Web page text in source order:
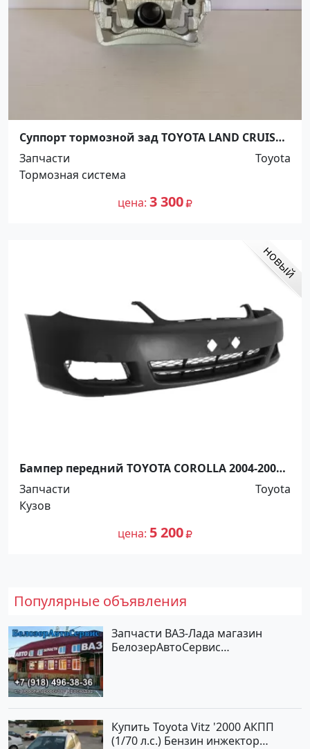
Суппорт тормозной зад TOYOTA LAND CRUISER
200 / TUNDRA / SEQUOIA 07- правый Краснодар
Запчасти
Toyota
Тормозная система
цена 3 300
Бампер передний TOYOTA COROLLA 2004-2006
европа Краснодар
Запчасти
Toyota
Кузов
цена 5 200
Популярные объявления
Запчасти ВАЗ-Лада магазин
БелозерАвтоСервис
Купить Toyota Vitz '2000 АКПП
(1/70 л.с.) Бензин инжектор